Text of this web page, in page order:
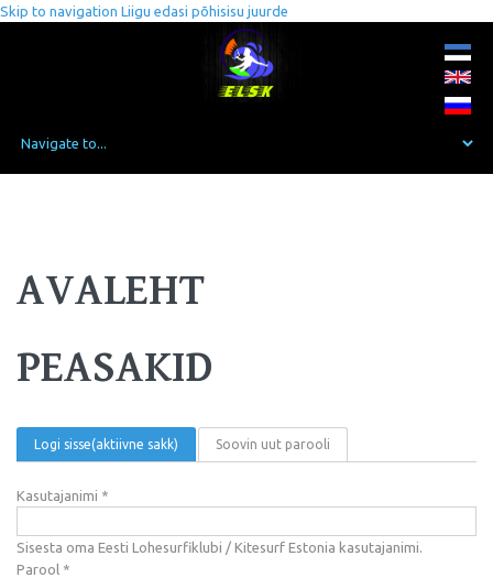
Skip to navigation Liigu edasi põhisisu juurde
AVALEHT
PEASAKID
Logi sisse(aktiivne sakk) Soovin uut parooli
Kasutajanimi *
Sisesta oma Eesti Lohesurfiklubi / Kitesurf Estonia kasutajanimi.
Parool *